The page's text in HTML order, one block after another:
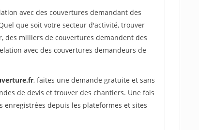
avec des couvertures demandant des
que soit votre secteur d'activité, trouver
des milliers de couvertures demandent des
avec des couvertures demandeurs de
, faites une demande gratuite et sans
de devis et trouver des chantiers. Une fois
enregistrées depuis les plateformes et sites